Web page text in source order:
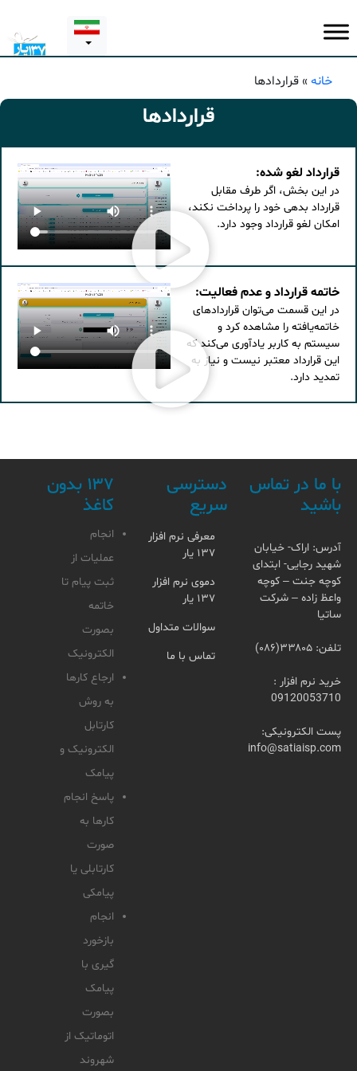
خانه»قراردادها
قراردادها
قرارداد لغو شده:
در این بخش، اگر طرف مقابل
قرارداد بدهی خود را پرداخت نکند،
امکان لغو قرارداد وجود دارد.
خاتمه قرارداد و عدم فعالیت:
در این قسمت می‌توان قراردادهای
خاتمه‌یافته را مشاهده کرد و
سیستم به کاربر یادآوری می‌کند که
این قرارداد معتبر نیست و نیاز به
تمدید دارد.
با ما در تماس
باشید
آدرس: اراک- خیابان
شهید رجایی- ابتدای
کوچه جنت – کوچه
واعظ زاده – شرکت
ساتیا
تلفن: ۳۳۸۰۵(۰۸۶)
خرید نرم افزار :
09120053710
پست الکترونیکی:
info@satiaisp.com
دسترسی
سریع
معرفی نرم افزار
۱۳۷ یار
دموی نرم افزار
۱۳۷ یار
سوالات متداول
تماس با ما
۱۳۷ بدون
کاغذ
انجام
عملیات از
ثبت پیام تا
خاتمه
بصورت
الکترونیک
ارجاع کارها
به روش
کارتابل
الکترونیک و
پیامک
پاسخ انجام
کارها به
صورت
کارتابلی یا
پیامکی
انجام
بازخورد
گیری با
پیامک
بصورت
اتوماتیک از
شهروند